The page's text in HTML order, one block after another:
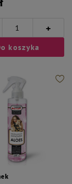
+
koszyka